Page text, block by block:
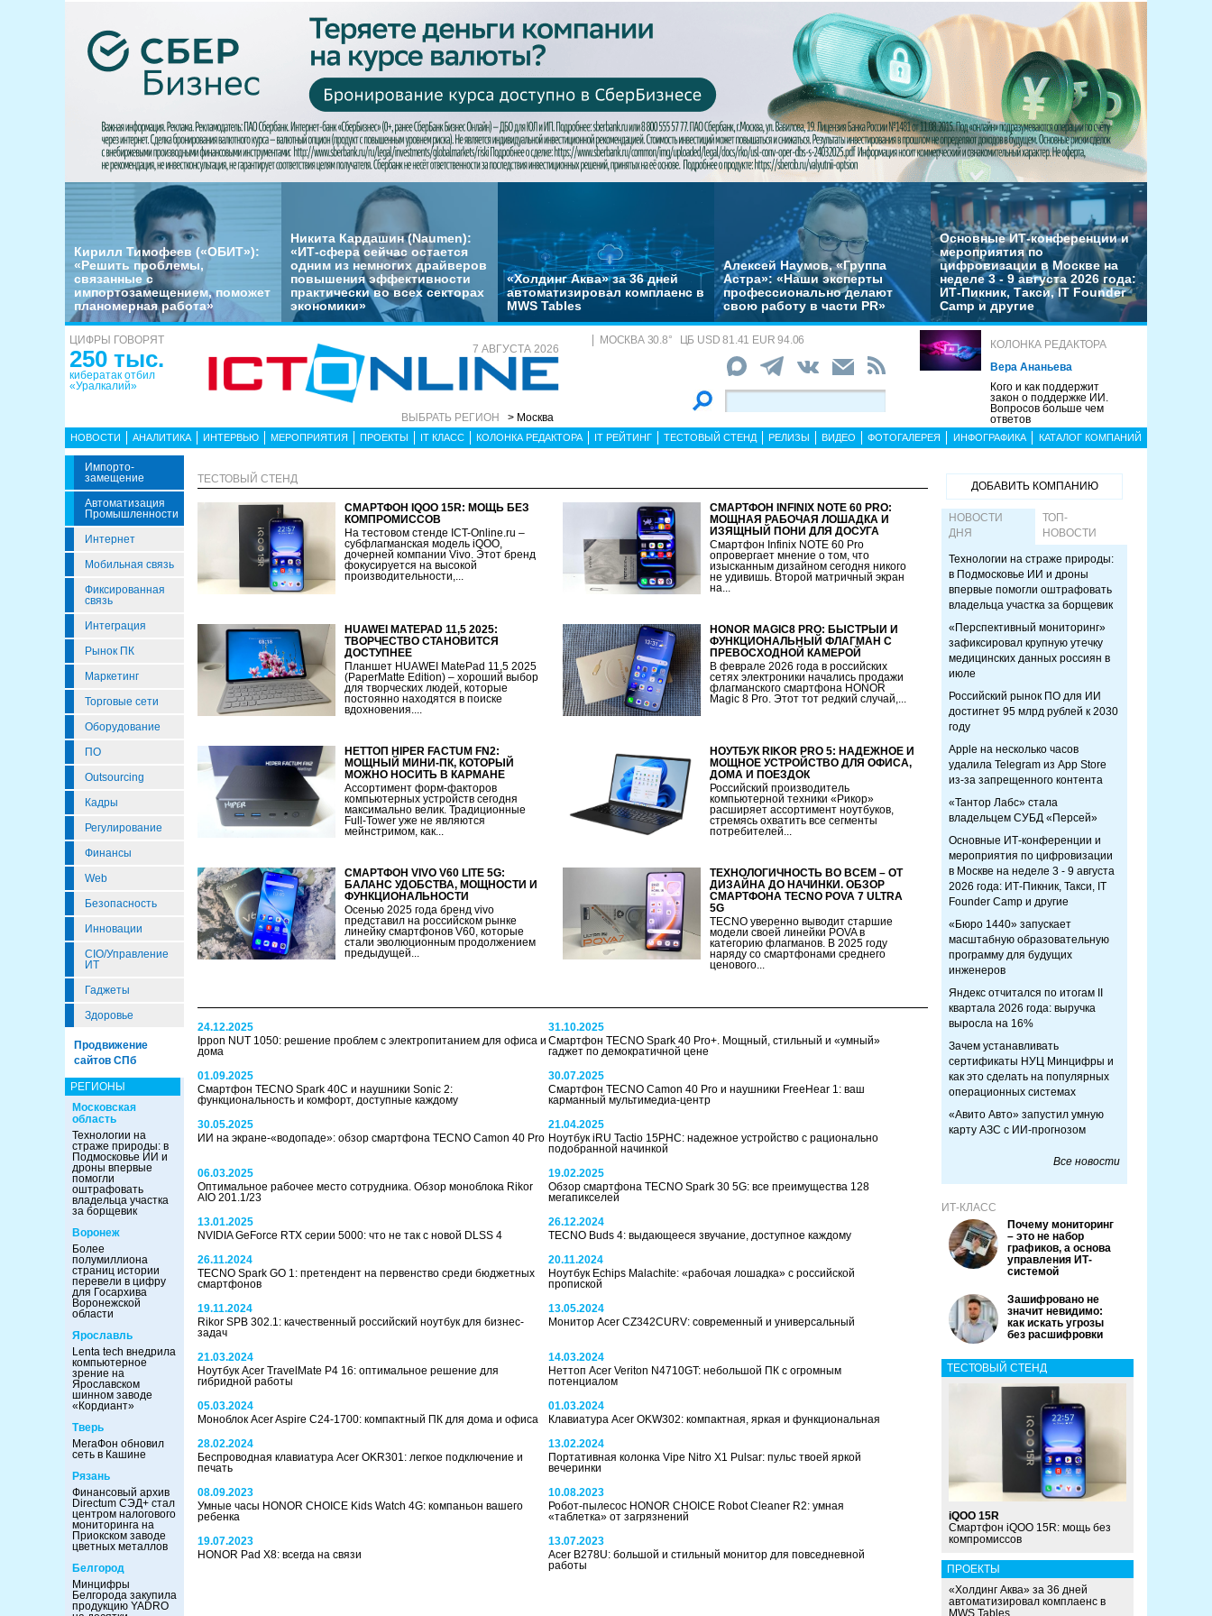
Кирилл Тимофеев («ОБИТ»):
«Решить проблемы,
связанные с
импортозамещением, поможет
планомерная работа»
Никита Кардашин (Naumen):
«ИТ-сфера сейчас остается
одним из немногих драйверов
повышения эффективности
практически во всех секторах
экономики»
«Холдинг Аква» за 36 дней
автоматизировал комплаенс в
MWS Tables
Алексей Наумов, «Группа
Астра»: «Наши эксперты
профессионально делают
свою работу в части PR»
Основные ИТ-конференции и
мероприятия по
цифровизации в Москве на
неделе 3 - 9 августа 2026 года:
ИТ-Пикник, Такси, IT Founder
Camp и другие
ЦИФРЫ ГОВОРЯТ
250 тыс.
кибератак отбил
«Уралкалий»
7 АВГУСТА 2026
ВЫБРАТЬ РЕГИОН > Москва
МОСКВА 30.8° ЦБ USD 81.41 EUR 94.06
КОЛОНКА РЕДАКТОРА
Вера Ананьева
Кого и как поддержит
закон о поддержке ИИ.
Вопросов больше чем
ответов
НОВОСТИ АНАЛИТИКА ИНТЕРВЬЮ МЕРОПРИЯТИЯ ПРОЕКТЫ IT КЛАСС КОЛОНКА РЕДАКТОРА IT РЕЙТИНГ ТЕСТОВЫЙ СТЕНД РЕЛИЗЫ ВИДЕО ФОТОГАЛЕРЕЯ ИНФОГРАФИКА КАТАЛОГ КОМПАНИЙ
Импорто­
Замещение
Автоматизация
Промышленности
Интернет
Мобильная связь
Фиксированная
связь
Интеграция
Рынок ПК
Маркетинг
Торговые сети
Оборудование
ПО
Outsourcing
Кадры
Регулирование
Финансы
Web
Безопасность
Инновации
CIO/Управление
ИТ
Гаджеты
Здоровье
Продвижение
сайтов СПб
РЕГИОНЫ
Московская
область
Технологии на
страже природы: в
Подмосковье ИИ и
дроны впервые
помогли
оштрафовать
владельца участка
за борщевик
Воронеж
Более
полумиллиона
страниц истории
перевели в цифру
для Госархива
Воронежской
области
Ярославль
Lenta tech внедрила
компьютерное
зрение на
Ярославском
шинном заводе
«Кордиант»
Тверь
МегаФон обновил
сеть в Кашине
Рязань
Финансовый архив
Directum СЭД+ стал
центром налогового
мониторинга на
Приокском заводе
цветных металлов
Белгород
Минцифры
Белгорода закупила
продукцию YADRO
ТЕСТОВЫЙ СТЕНД
СМАРТФОН IQOO 15R: МОЩЬ БЕЗ
КОМПРОМИССОВ
На тестовом стенде ICT-Online.ru –
субфлагманская модель iQOO,
дочерней компании Vivo. Этот бренд
фокусируется на высокой
производительности,...
СМАРТФОН INFINIX NOTE 60 PRO:
МОЩНАЯ РАБОЧАЯ ЛОШАДКА И
ИЗЯЩНЫЙ ПОНИ ДЛЯ ДОСУГА
Смартфон Infinix NOTE 60 Pro
опровергает мнение о том, что
изысканным дизайном сегодня никого
не удивишь. Второй матричный экран
на...
HUAWEI MATEPAD 11,5 2025:
ТВОРЧЕСТВО СТАНОВИТСЯ
ДОСТУПНЕЕ
Планшет HUAWEI MatePad 11,5 2025
(PaperMatte Edition) – хороший выбор
для творческих людей, которые
постоянно находятся в поиске
вдохновения....
HONOR MAGIC8 PRO: БЫСТРЫЙ И
ФУНКЦИОНАЛЬНЫЙ ФЛАГМАН С
ПРЕВОСХОДНОЙ КАМЕРОЙ
В феврале 2026 года в российских
сетях электроники начались продажи
флагманского смартфона HONOR
Magic 8 Pro. Этот тот редкий случай,...
НЕТТОП HIPER FACTUM FN2:
МОЩНЫЙ МИНИ-ПК, КОТОРЫЙ
МОЖНО НОСИТЬ В КАРМАНЕ
Ассортимент форм-факторов
компьютерных устройств сегодня
максимально велик. Традиционные
Full-Tower уже не являются
мейнстримом, как...
НОУТБУК RIKOR PRO 5: НАДЕЖНОЕ И
МОЩНОЕ УСТРОЙСТВО ДЛЯ ОФИСА,
ДОМА И ПОЕЗДОК
Российский производитель
компьютерной техники «Рикор»
расширяет ассортимент ноутбуков,
стремясь охватить все сегменты
потребителей...
СМАРТФОН VIVO V60 LITE 5G:
БАЛАНС УДОБСТВА, МОЩНОСТИ И
ФУНКЦИОНАЛЬНОСТИ
Осенью 2025 года бренд vivo
представил на российском рынке
линейку смартфонов V60, которые
стали эволюционным продолжением
предыдущей...
ТЕХНОЛОГИЧНОСТЬ ВО ВСЕМ – ОТ
ДИЗАЙНА ДО НАЧИНКИ. ОБЗОР
СМАРТФОНА TECNO POVA 7 ULTRA
5G
TECNO уверенно выводит старшие
модели своей линейки POVA в
категорию флагманов. В 2025 году
наряду со смартфонами среднего
ценового...
24.12.2025
Ippon NUT 1050: решение проблем с электропитанием для офиса и
дома
31.10.2025
Смартфон TECNO Spark 40 Pro+. Мощный, стильный и «умный»
гаджет по демократичной цене
01.09.2025
Смартфон TECNO Spark 40C и наушники Sonic 2:
функциональность и комфорт, доступные каждому
30.07.2025
Смартфон TECNO Camon 40 Pro и наушники FreeHear 1: ваш
карманный мультимедиа-центр
30.05.2025
ИИ на экране-«водопаде»: обзор смартфона TECNO Camon 40 Pro
21.04.2025
Ноутбук iRU Tactio 15PHC: надежное устройство с рационально
подобранной начинкой
06.03.2025
Оптимальное рабочее место сотрудника. Обзор моноблока Rikor
AIO 201.1/23
19.02.2025
Обзор смартфона TECNO Spark 30 5G: все преимущества 128
мегапикселей
13.01.2025
NVIDIA GeForce RTX серии 5000: что не так с новой DLSS 4
26.12.2024
TECNO Buds 4: выдающееся звучание, доступное каждому
26.11.2024
TECNO Spark GO 1: претендент на первенство среди бюджетных
смартфонов
20.11.2024
Ноутбук Echips Malachite: «рабочая лошадка» с российской
пропиской
19.11.2024
Rikor SPB 302.1: качественный российский ноутбук для бизнес-
задач
13.05.2024
Монитор Acer CZ342CURV: современный и универсальный
21.03.2024
Ноутбук Acer TravelMate P4 16: оптимальное решение для
гибридной работы
14.03.2024
Неттоп Acer Veriton N4710GT: небольшой ПК с огромным
потенциалом
05.03.2024
Моноблок Acer Aspire C24-1700: компактный ПК для дома и офиса
01.03.2024
Клавиатура Acer OKW302: компактная, яркая и функциональная
28.02.2024
Беспроводная клавиатура Acer OKR301: легкое подключение и
печать
13.02.2024
Портативная колонка Vipe Nitro X1 Pulsar: пульс твоей яркой
вечеринки
08.09.2023
Умные часы HONOR CHOICE Kids Watch 4G: компаньон вашего
ребенка
10.08.2023
Робот-пылесос HONOR CHOICE Robot Cleaner R2: умная
«таблетка» от загрязнений
19.07.2023
HONOR Pad X8: всегда на связи
13.07.2023
Acer B278U: большой и стильный монитор для повседневной
работы
ДОБАВИТЬ КОМПАНИЮ
НОВОСТИ
ДНЯ
ТОП-
НОВОСТИ
Технологии на страже природы:
в Подмосковье ИИ и дроны
впервые помогли оштрафовать
владельца участка за борщевик
«Перспективный мониторинг»
зафиксировал крупную утечку
медицинских данных россиян в
июле
Российский рынок ПО для ИИ
достигнет 95 млрд рублей к 2030
году
Apple на несколько часов
удалила Telegram из App Store
из-за запрещенного контента
«Тантор Лабс» стала
владельцем СУБД «Персей»
Основные ИТ-конференции и
мероприятия по цифровизации
в Москве на неделе 3 - 9 августа
2026 года: ИТ-Пикник, Такси, IT
Founder Camp и другие
«Бюро 1440» запускает
масштабную образовательную
программу для будущих
инженеров
Яндекс отчитался по итогам II
квартала 2026 года: выручка
выросла на 16%
Зачем устанавливать
сертификаты НУЦ Минцифры и
как это сделать на популярных
операционных системах
«Авито Авто» запустил умную
карту АЗС с ИИ-прогнозом
Все новости
ИТ-КЛАСС
Почему мониторинг
– это не набор
графиков, а основа
управления ИТ-
системой
Зашифровано не
значит невидимо:
как искать угрозы
без расшифровки
ТЕСТОВЫЙ СТЕНД
iQOO 15R
Смартфон iQOO 15R: мощь без
компромиссов
ПРОЕКТЫ
«Холдинг Аква» за 36 дней
автоматизировал комплаенс в